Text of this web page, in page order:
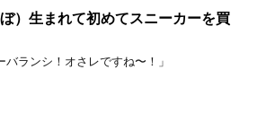
ぼ）生まれて初めてスニーカーを買
バランシ！オさレですね〜！」